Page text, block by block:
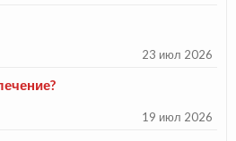
23 июл 2026
19 июл 2026